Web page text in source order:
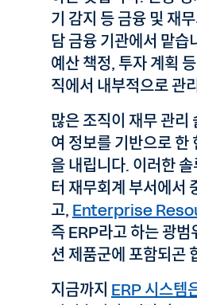
기 감지 등 금융 및 재
담 금융 기관에서 맡습
예산 책정, 투자 계획
직에서 내부적으로 관
많은 조직이 재무 관리
여 정보를 기반으로 한
을 내립니다. 이러한
터 재무회계 부서에서
고, Enterprise
즉 ERP라고 하는 광범
션 제품군에 포함되곤
지금까지 ERP 시스템